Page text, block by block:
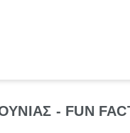
- FUN